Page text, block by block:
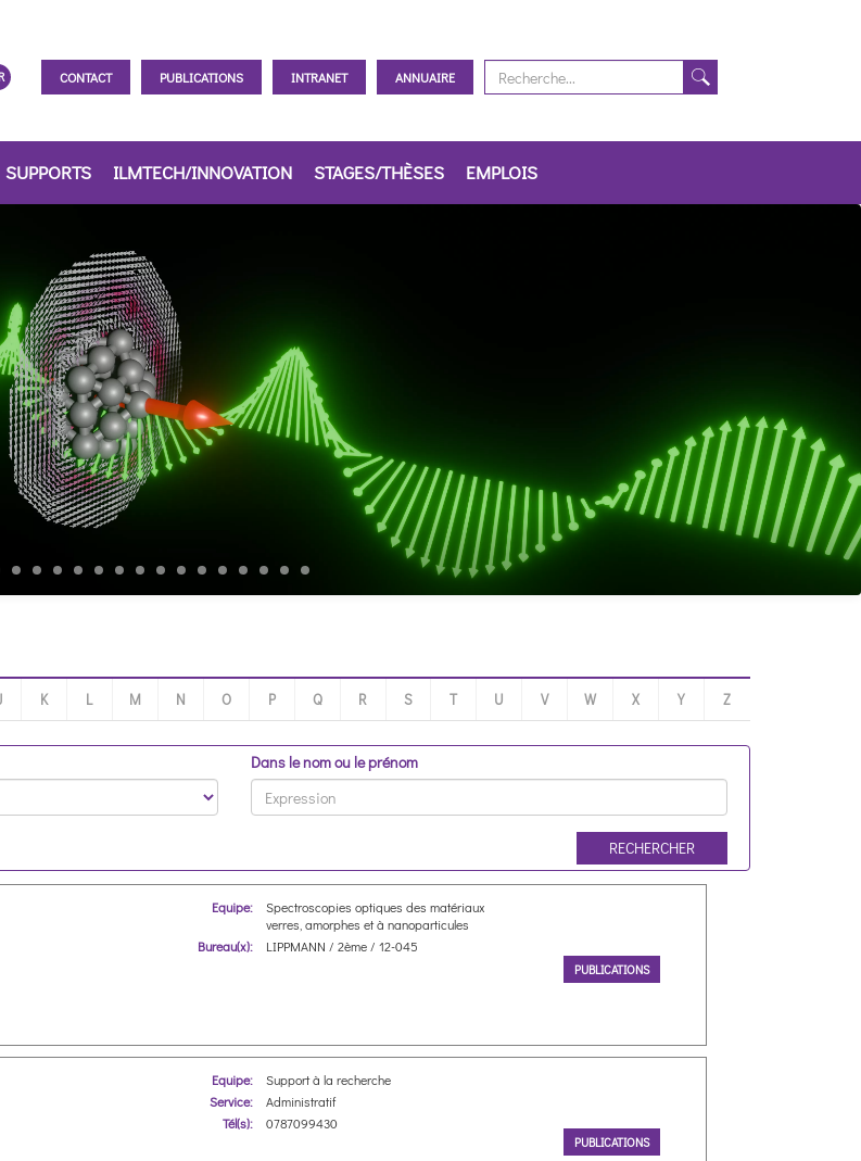
CONTACT PUBLICATIONS INTRANET ANNUAIRE
SUPPORTS ILMTECH/INNOVATION STAGES/THÈSES EMPLOIS
K L M N O P Q R S T U V W X Y Z
Dans le nom ou le prénom
RECHERCHER
Equipe:
Spectroscopies optiques des matériaux
verres, amorphes et à nanoparticules
Bureau(x):
LIPPMANN / 2ème / 12-045
PUBLICATIONS
Equipe:
Support à la recherche
Service:
Administratif
Tél(s):
0787099430
PUBLICATIONS